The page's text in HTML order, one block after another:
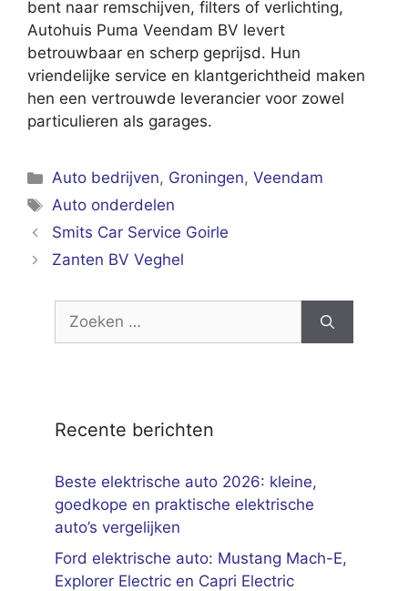
bent naar remschijven, filters of verlichting,
Autohuis Puma Veendam BV levert
betrouwbaar en scherp geprijsd. Hun
vriendelijke service en klantgerichtheid maken
hen een vertrouwde leverancier voor zowel
particulieren als garages.
Categorieën
Auto bedrijven, Groningen,Veendam
Tags
Auto onderdelen
Smits Car Service Goirle
Zanten BV Veghel
Zoek
Recente berichten
Beste elektrische auto 2026: kleine,
goedkope en praktische elektrische
auto’s vergelijken
Ford elektrische auto: Mustang Mach-E,
Explorer Electric en Capri Electric